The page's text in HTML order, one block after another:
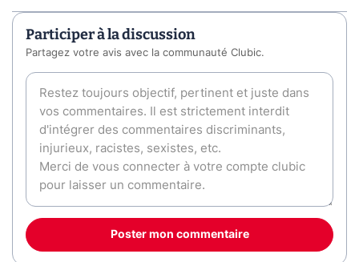
Participer à la discussion
Partagez votre avis avec la communauté Clubic.
Poster mon commentaire